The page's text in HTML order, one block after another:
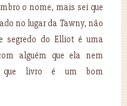
o nome, mais sei que
no lugar da Tawny, não
segredo do Elliot é uma
alguém que ela nem
que livro é um bom